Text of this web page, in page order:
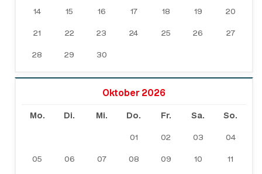
14 15 16 17 18 19 20
21 22 23 24 25 26 27
28 29 30
Oktober 2026
Mo. Di. Mi. Do. Fr. Sa. So.
01 02 03 04
05 06 07 08 09 10 11